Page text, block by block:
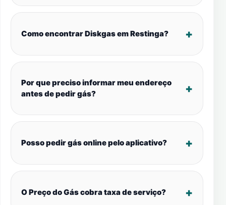
Como encontrar Diskgas em Restinga?
Por que preciso informar meu endereço
antes de pedir gás?
Posso pedir gás online pelo aplicativo?
O Preço do Gás cobra taxa de serviço?